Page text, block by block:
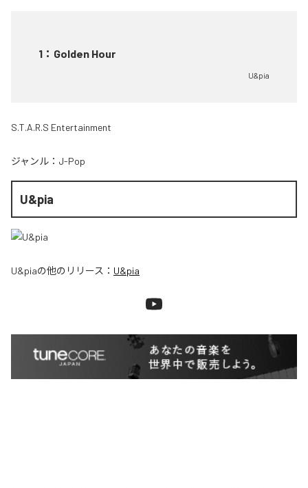
1 ： Golden Hour
U&pia
S.T.A.R.S Entertainment
ジャンル： J-Pop
U&pia
U&piaの他のリリース： U&pia